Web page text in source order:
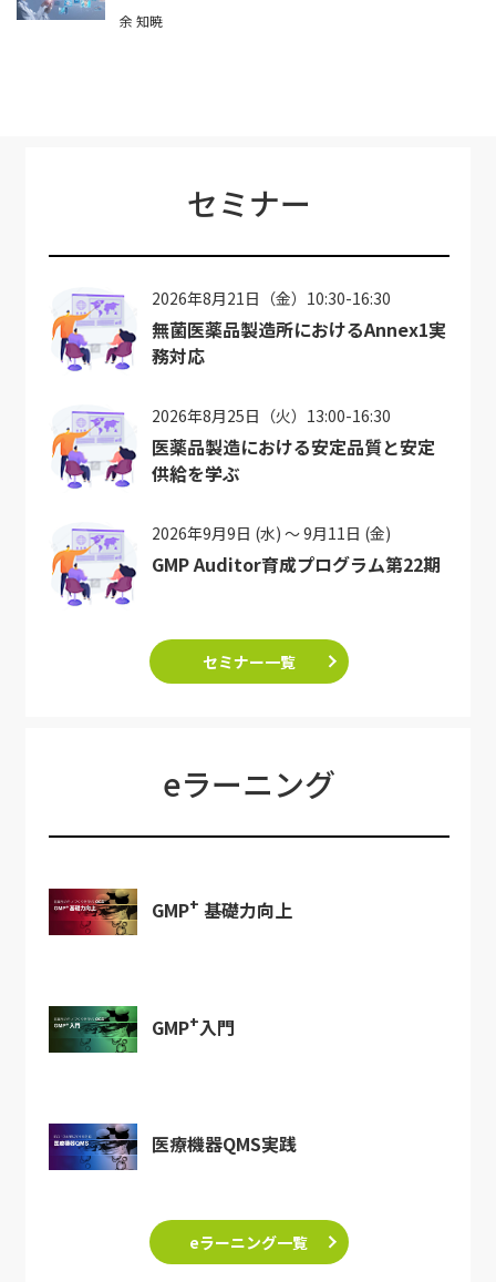
余 知暁
セミナー
2026年8月21日（金）10:30-16:30
無菌医薬品製造所におけるAnnex1実
務対応
2026年8月25日（火）13:00-16:30
医薬品製造における安定品質と安定
供給を学ぶ
2026年9月9日 (水) ～ 9月11日 (金)
GMP Auditor育成プログラム第22期
セミナー一覧
eラーニング
GMP+ 基礎力向上
GMP+入門
医療機器QMS実践
eラーニング一覧